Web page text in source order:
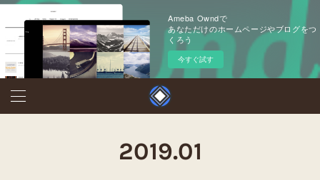
Ameba Owndで
あなただけのホームページやブログをつ
くろう
今すぐ試す
2019.01